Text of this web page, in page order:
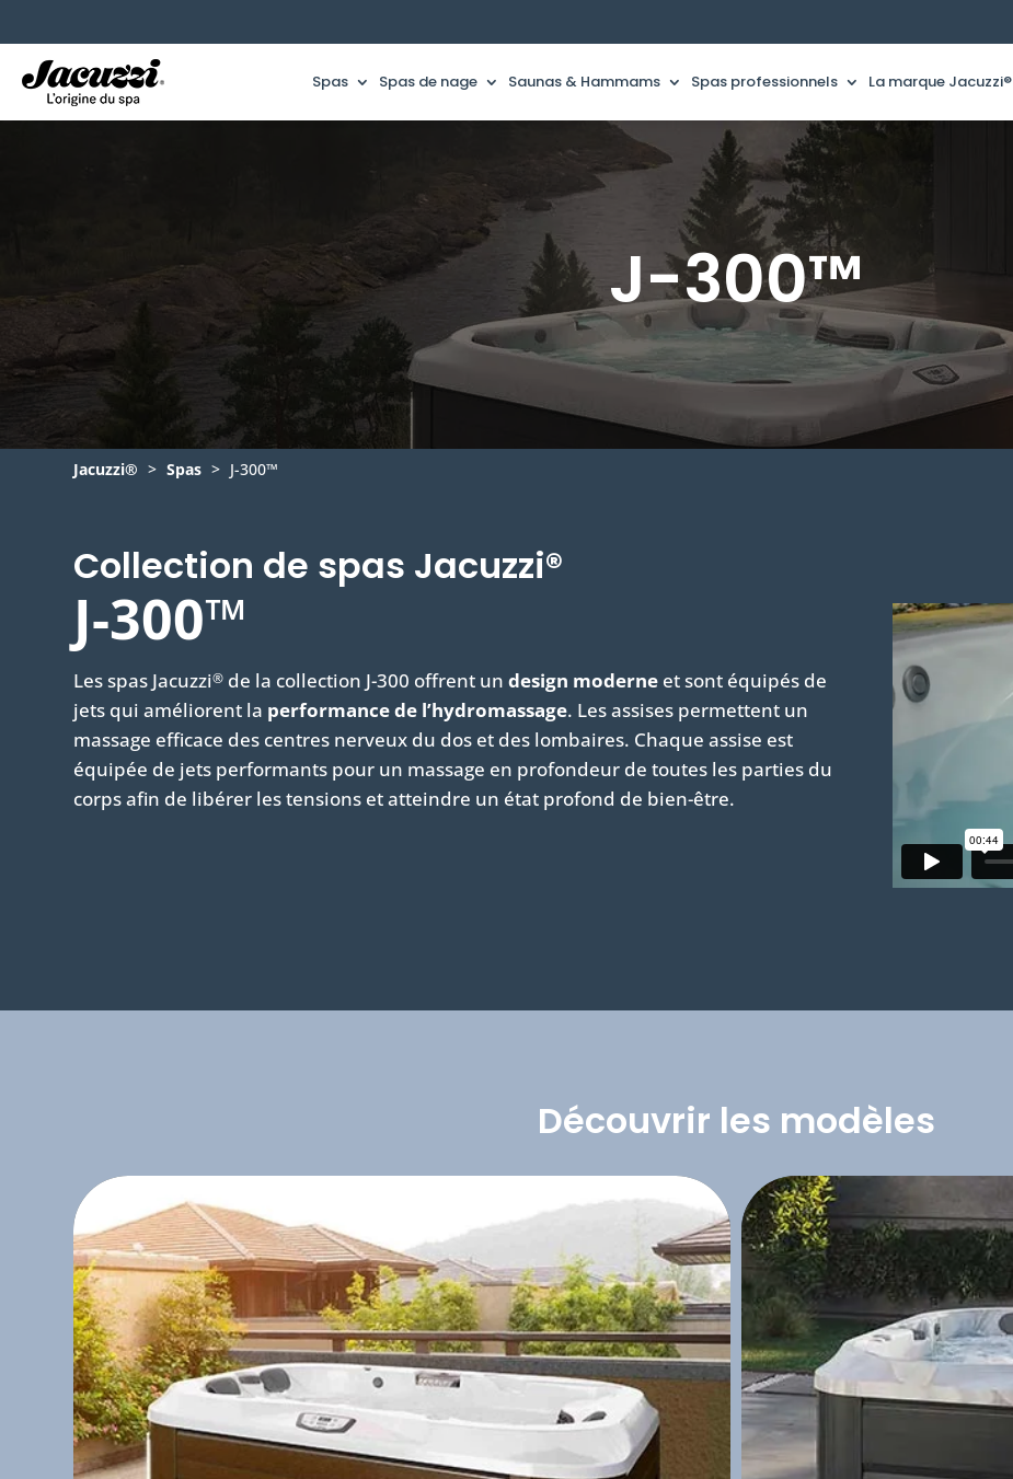
Spas Spas de nage Saunas & Hammams Spas professionnels La marque Jacuzzi®
J-300™
Jacuzzi® > Spas > J-300™
Collection de spas Jacuzzi®
J-300™
Les spas Jacuzzi® de la collection J-300 offrent undesign moderne et sont équipés de
jets qui améliorent la performance de l’hydromassage. Les assises permettent un
massage efficace des centres nerveux du dos et des lombaires. Chaque assise est
équipée de jets performants pour un massage en profondeur de toutes les parties du
corps afin de libérer les tensions et atteindre un état profond de bien-être.
Découvrir les modèles